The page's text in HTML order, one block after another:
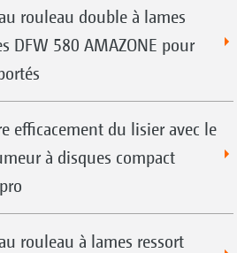
rouleau double à lames
DFW 580 AMAZONE pour
efficacement du lisier avec le
à disques compact
rouleau à lames ressort